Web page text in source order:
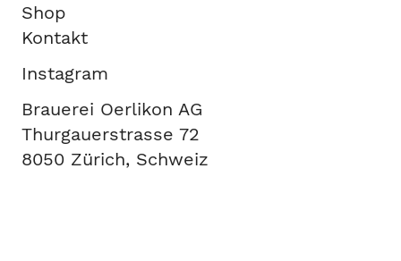
Shop
Kontakt
Instagram
Brauerei Oerlikon AG
Thurgauerstrasse 72
8050 Zürich, Schweiz